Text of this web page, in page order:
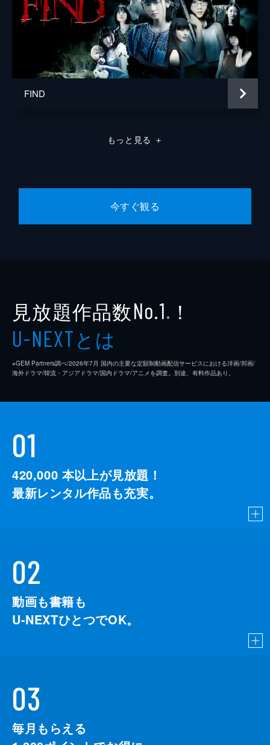
FIND
もっと見る ＋
今すぐ観る
見放題作品数No.1 ※ ！
U-NEXTとは
※GEM Partners調べ/2026年7⽉ 国内の主要な定額制動画配信サービスにおける洋画/邦画/
海外ドラマ/韓流・アジアドラマ/国内ドラマ/アニメを調査。別途、有料作品あり。
01
420,000 本以上が見放題！
最新レンタル作品も充実。
02
動画も書籍も
U-NEXTひとつでOK。
03
毎月もらえる